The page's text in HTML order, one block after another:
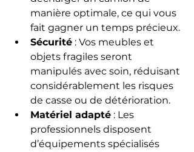
manière optimale, ce qui vous
fait gagner un temps précieux.
Sécurité : Vos meubles et
objets fragiles seront
manipulés avec soin, réduisant
considérablement les risques
de casse ou de détérioration.
Matériel adapté : Les
professionnels disposent
d’équipements spécialisés